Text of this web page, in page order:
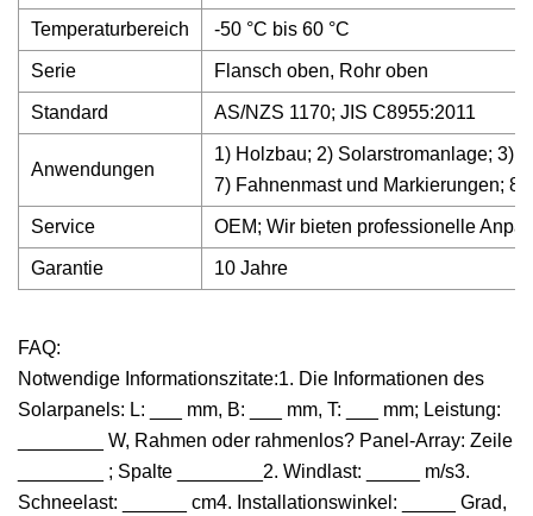
Temperaturbereich -50 °C bis 60 °C
Serie Flansch oben, Rohr oben
Standard AS/NZS 1170; JIS C8955:2011
Anwendungen
1) Holzbau; 2) Solarstromanlage; 3)
7) Fahnenmast und Markierungen;
Service OEM; Wir bieten professionelle
Garantie 10 Jahre
FAQ:
Notwendige Informationszitate:1. Die Informationen des
Solarpanels: L: ___ mm, B: ___ mm, T: ___ mm; Leistung:
________ W, Rahmen oder rahmenlos? Panel-Array: Zeile
________ ; Spalte ________2. Windlast: _____ m/s3.
Schneelast: ______ cm4. Installationswinkel: _____ Grad,